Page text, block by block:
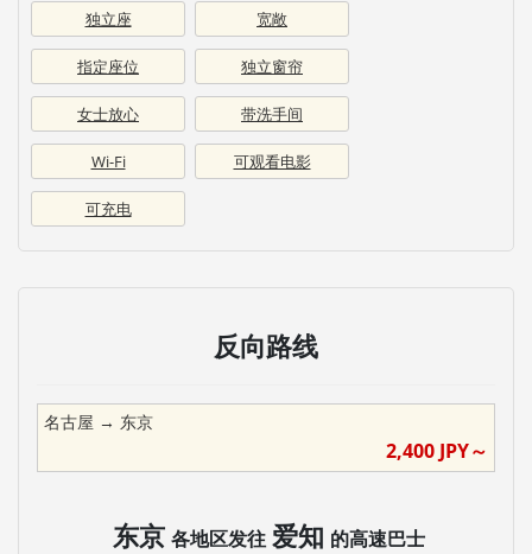
独立座 宽敞
指定座位 独立窗帘
女士放心 带洗手间
Wi-Fi 可观看电影
可充电
反向路线
名古屋 → 东京
2,400 JPY～
东京 各地区发往 爱知 的高速巴士